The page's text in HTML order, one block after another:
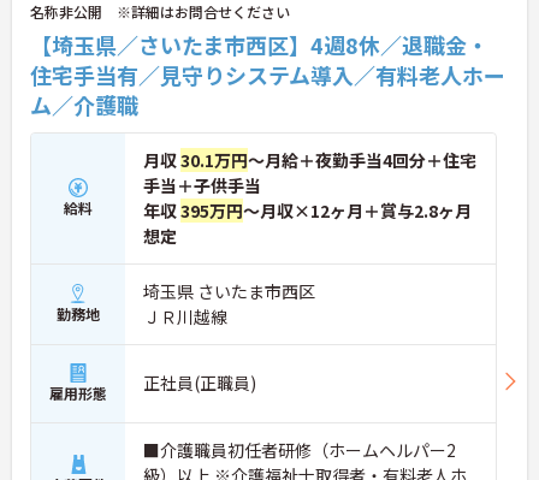
名称非公開 ※詳細はお問合せください
【埼玉県／さいたま市西区】4週8休／退職金・
住宅手当有／見守りシステム導入／有料老人ホー
ム／介護職
給料
月収30.1万円～月給＋夜勤手当4回分＋住宅
手当＋子供手当
年収395万円～月収×12ヶ月＋賞与2.8ヶ月
想定
勤務地
埼玉県 さいたま市西区
ＪＲ川越線
雇用形態 正社員(正職員)
■介護職員初任者研修（ホームヘルパー2